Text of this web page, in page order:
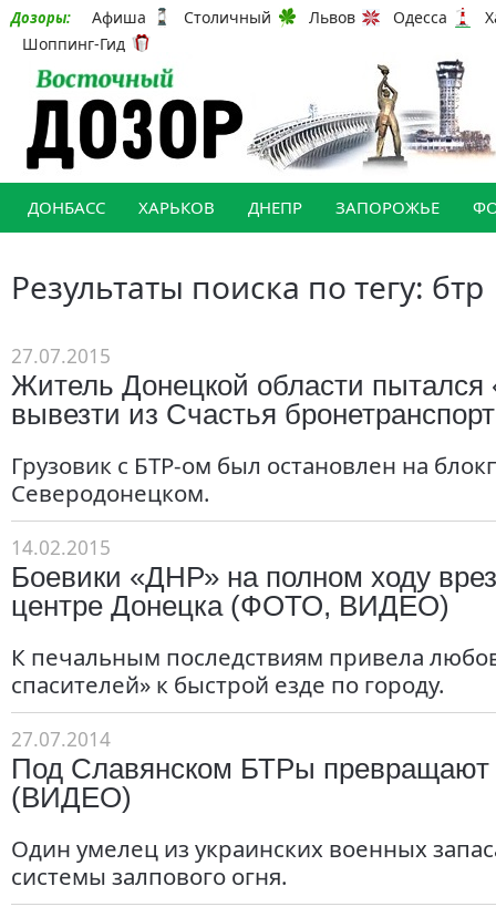
Дозоры: Афиша Столичный Львов Одесса
Шоппинг-Гид
ДОНБАСС ХАРЬКОВ ДНЕПР ЗАПОРОЖЬЕ
Результаты поиска по тегу: бтр
27.07.2015
Житель Донецкой области пытался
вывезти из Счастья
Грузовик с БТР-ом был остановлен на
Северодонецком.
14.02.2015
Боевики «ДНР» на полном ходу
центре Донецка (ФОТО, ВИДЕО)
К печальным последствиям привела
спасителей» к быстрой езде по городу.
27.07.2014
Под Славянском БТРы
(ВИДЕО)
Один умелец из украинских военных
системы залпового огня.